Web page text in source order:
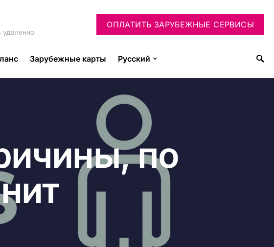
удаленно
ОПЛАТИТЬ ЗАРУБЕЖНЫЕ СЕРВИСЫ
Зарубежные карты Русский
по